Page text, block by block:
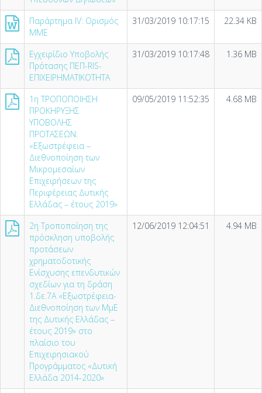
Παράρτημα ΙV: Ορισμός
ΜΜΕ
31/03/2019 10:17:15 22.34 KB
Εγχειρίδιο Υποβολής
Πρότασης ΠΕΠ-RIS-
ΕΠΙΧΕΙΡΗΜΑΤΙΚΟΤΗΤΑ
31/03/2019 10:17:48 1.36 MB
1η ΤΡΟΠΟΠΟΙΗΣΗ
ΠΡΟΚΗΡΥΞΗΣ
ΥΠΟΒΟΛΗΣ
ΠΡΟΤΑΣΕΩΝ:
«Εξωστρέφεια –
Διεθνοποίηση των
Μικρομεσαίων
Επιχειρήσεων της
Περιφέρειας Δυτικής
Ελλάδας – έτους 2019»
09/05/2019 11:52:35 4.68 MB
2η Τροποποίηση της
πρόσκληση υποβολής
προτάσεων
χρηματοδοτικής
Ενίσχυσης επενδυτικών
σχεδίων για τη δράση
1.δε.7Α «Εξωστρέφεια-
Διεθνοποίηση των ΜμΕ
της Δυτικής Ελλάδας –
έτους 2019» στo
πλαίσιο του
Επιχειρησιακού
Προγράμματος «Δυτική
Ελλάδα 2014-2020»
12/06/2019 12:04:51 4.94 MB